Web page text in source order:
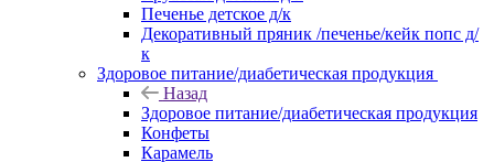
Печенье детское д/к
Декоративный пряник /печенье/кейк попс д/
к
Здоровое питание/диабетическая продукция
Назад
Здоровое питание/диабетическая продукция
Конфеты
Карамель